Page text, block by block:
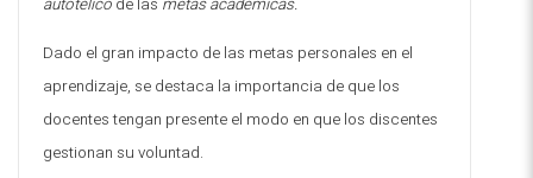
Dado el gran impacto de las metas personales en el
aprendizaje, se destaca la importancia de que los
docentes tengan presente el modo en que los discentes
gestionan su voluntad.